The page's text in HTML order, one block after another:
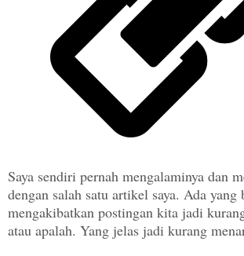
Saya sendiri pernah mengalaminya dan
dengan salah satu artikel saya. Ada
mengakibatkan postingan kita jadi
atau apalah. Yang jelas jadi kurang